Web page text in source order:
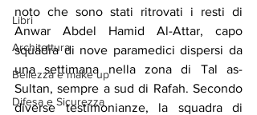
Libri
Architettura
Bellezza e make up
Difesa e Sicurezza
noto che sono stati ritrovati i resti di
Anwar Abdel Hamid Al-Attar, capo
squadra di nove paramedici dispersi da
una settimana nella zona di Tal as-
Sultan, sempre a sud di Rafah. Secondo
diverse testimonianze, la squadra di